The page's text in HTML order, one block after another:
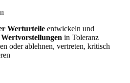
Werturteile entwickeln und
in Toleranz
oder ablehnen, vertreten, kritisch